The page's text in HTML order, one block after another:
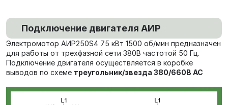
Подключение двигателя АИР
Электромотор АИР250S4 75 кВт 1500 об/мин предназначен
для работы от трехфазной сети 380В частотой 50 Гц.
Подключение двигателя осуществляется в коробке
выводов по схеме треугольник/звезда 380/660В AC